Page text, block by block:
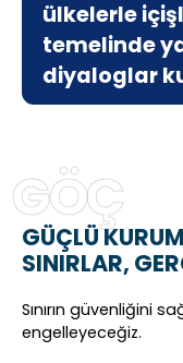
ülkelerle
temelinde
diyaloglar
GÖÇ
GÜÇLÜ
SINIRLAR,
Sınırın güvenliğini
engelleyeceğiz.